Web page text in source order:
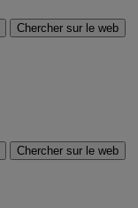
Chercher sur le web
Chercher sur le web